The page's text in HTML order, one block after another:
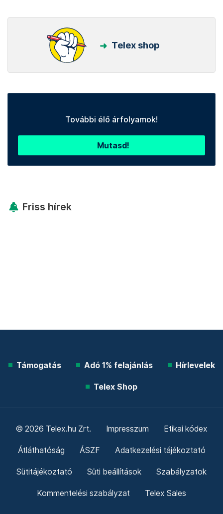
Telex shop
További élő árfolyamok!
Mutasd!
Friss hírek
Támogatás Adó 1% felajánlás Hírlevelek
Telex Shop
© 2026 Telex.hu Zrt. Impresszum Etikai kódex
Átláthatóság ÁSZF Adatkezelési tájékoztató
Sütitájékoztató Süti beállítások Szabályzatok
Kommentelési szabályzat Telex Sales